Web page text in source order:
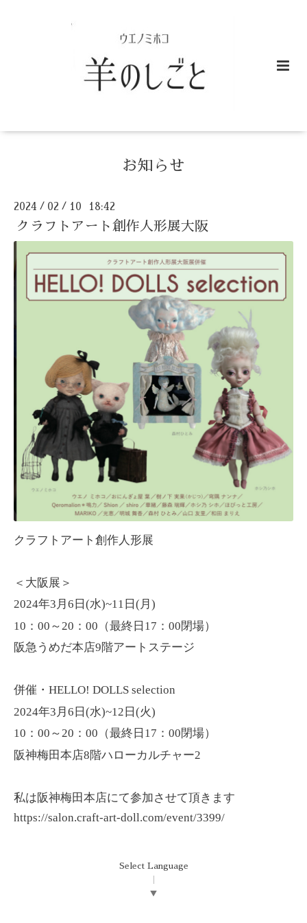
お知らせ
2024 / 02 / 10 18:42
クラフトアート創作人形展大阪
クラフトアート創作人形展
＜大阪展＞
2024年3月6日(水)~11日(月)
10：00～20：00（最終日17：00閉場）
阪急うめだ本店9階アートステージ
併催・HELLO! DOLLS selection
2024年3月6日(水)~12日(火)
10：00～20：00（最終日17：00閉場）
阪神梅田本店8階ハローカルチャー2
私は阪神梅田本店にて参加させて頂きます
https://salon.craft-art-doll.com/event/3399/
Select Language
▼